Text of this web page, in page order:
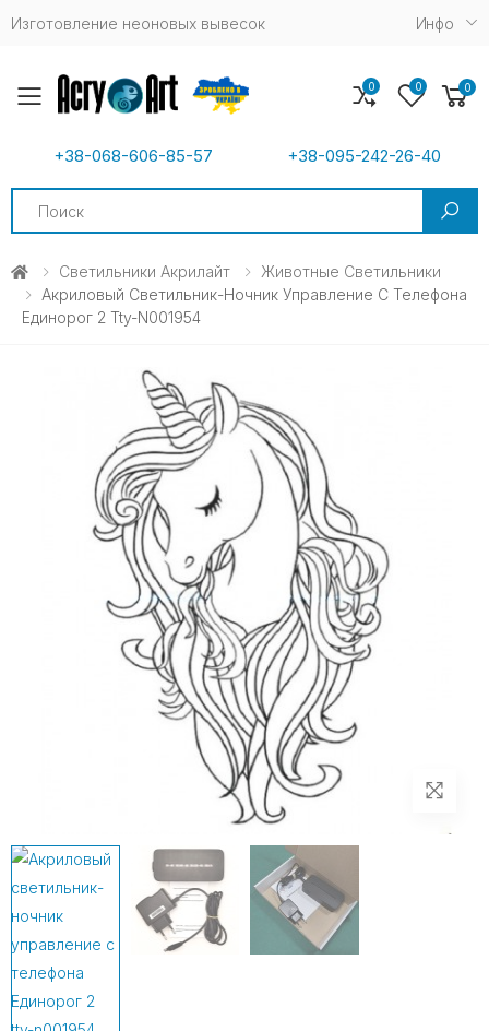
Изготовление неоновых вывесок Инфо
Toggle mobile menu
+38-068-606-85-57 +38-095-242-26-40
0 0 0
Светильники Акрилайт
Животные Светильники
Акриловый Светильник-Ночник Управление С Телефона
Единорог 2 Tty-N001954